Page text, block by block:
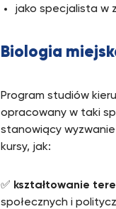
jako specjalista w
Biologia
Program studiów
opracowany w taki
stanowiący
kursy, jak:
✅ kształtowanie
społecznych i